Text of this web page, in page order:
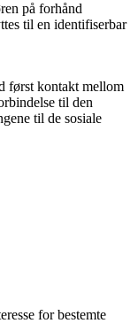
på forhånd
til en identifiserbar
først kontakt mellom
til den
til de sosiale
for bestemte